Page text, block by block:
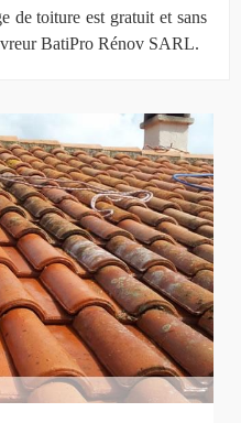
de toiture est gratuit et sans
BatiPro Rénov SARL.